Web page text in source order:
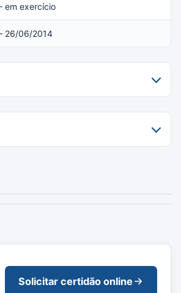
exercício
26/06/2014
Solicitar certidão online